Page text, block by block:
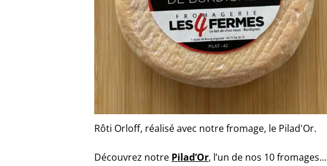
Rôti Orloff, réalisé avec notre fromage, le Pilad'Or.
Découvrez notre Pilad’Or, l’un de nos 10 fromages…